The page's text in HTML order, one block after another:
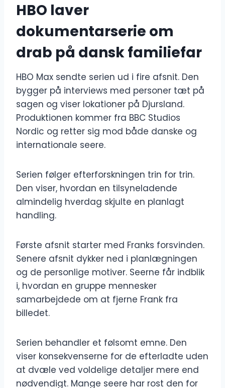
HBO laver
dokumentarserie om
drab på dansk familiefar
HBO Max sendte serien ud i fire afsnit. Den
bygger på interviews med personer tæt på
sagen og viser lokationer på Djursland.
Produktionen kommer fra BBC Studios
Nordic og retter sig mod både danske og
internationale seere.
Serien følger efterforskningen trin for trin.
Den viser, hvordan en tilsyneladende
almindelig hverdag skjulte en planlagt
handling.
Første afsnit starter med Franks forsvinden.
Senere afsnit dykker ned i planlægningen
og de personlige motiver. Seerne får indblik
i, hvordan en gruppe mennesker
samarbejdede om at fjerne Frank fra
billedet.
Serien behandler et følsomt emne. Den
viser konsekvenserne for de efterladte uden
at dvæle ved voldelige detaljer mere end
nødvendigt. Mange seere har rost den for